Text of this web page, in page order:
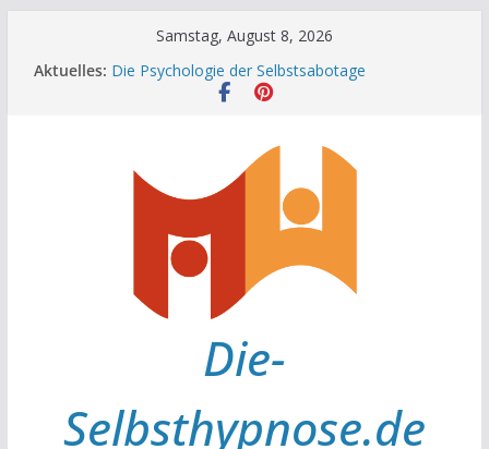
Samstag, August 8, 2026
Aktuelles: Die Psychologie der Selbstsabotage
Die Wissenschaft hinter Neugier und Kreativität
Die Wissenschaft der Gewohnheiten
Achtsamkeit im Alltag
Die-
Selbsthypnose.de